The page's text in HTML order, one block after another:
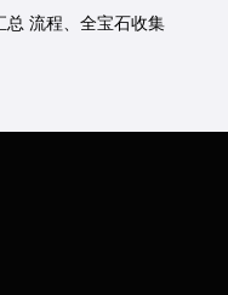
总 流程、全宝石收集